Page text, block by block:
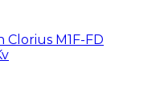
M1F-FD